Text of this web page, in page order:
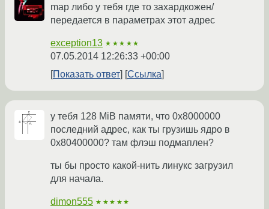
map либо у тебя где то захардкожен/
передается в параметрах этот адрес
exception13 ★★★★★
07.05.2014 12:26:33 +00:00
Показать ответ
Ссылка
у тебя 128 MiB памяти, что 0x8000000
последний адрес, как ты грузишь ядро в
0x80400000? там флэш подмаплен?
ты бы просто какой-нить линукс загрузил
для начала.
dimon555 ★★★★★